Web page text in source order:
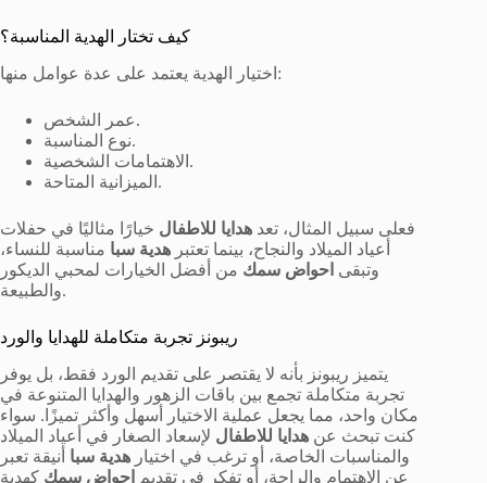
كيف تختار الهدية المناسبة؟
اختيار الهدية يعتمد على عدة عوامل منها:
عمر الشخص.
نوع المناسبة.
الاهتمامات الشخصية.
الميزانية المتاحة.
فعلى سبيل المثال، تعد هدايا للاطفال خيارًا مثاليًا في حفلات
أعياد الميلاد والنجاح، بينما تعتبر هدية سبا مناسبة للنساء،
وتبقى احواض سمك من أفضل الخيارات لمحبي الديكور
والطبيعة.
ريبونز تجربة متكاملة للهدايا والورد
يتميز ريبونز بأنه لا يقتصر على تقديم الورد فقط، بل يوفر
تجربة متكاملة تجمع بين باقات الزهور والهدايا المتنوعة في
مكان واحد، مما يجعل عملية الاختيار أسهل وأكثر تميزًا. سواء
كنت تبحث عن هدايا للاطفال لإسعاد الصغار في أعياد الميلاد
والمناسبات الخاصة، أو ترغب في اختيار هدية سبا أنيقة تعبر
عن الاهتمام والراحة، أو تفكر في تقديم احواض سمك كهدية